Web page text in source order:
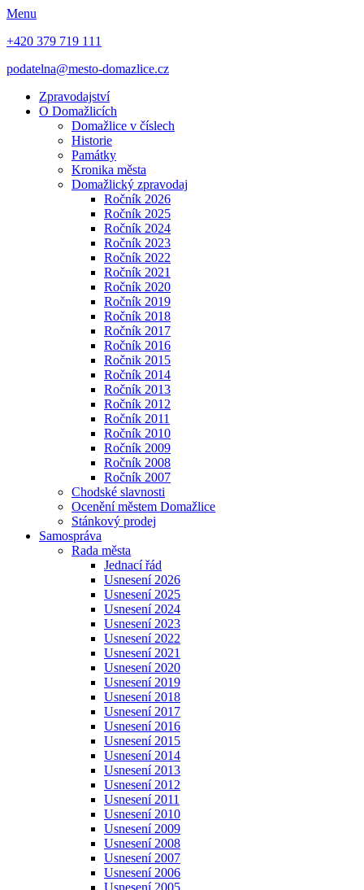
Menu
+420 379 719 111
podatelna@mesto-domazlice.cz
Zpravodajství
O Domažlicích
Domažlice v číslech
Historie
Památky
Kronika města
Domažlický zpravodaj
Ročník 2026
Ročník 2025
Ročník 2024
Ročník 2023
Ročník 2022
Ročník 2021
Ročník 2020
Ročník 2019
Ročník 2018
Ročník 2017
Ročník 2016
Ročnik 2015
Ročník 2014
Ročník 2013
Ročník 2012
Ročník 2011
Ročník 2010
Ročník 2009
Ročník 2008
Ročník 2007
Chodské slavnosti
Ocenění městem Domažlice
Stánkový prodej
Samospráva
Rada města
Jednací řád
Usnesení 2026
Usnesení 2025
Usnesení 2024
Usnesení 2023
Usnesení 2022
Usnesení 2021
Usnesení 2020
Usnesení 2019
Usnesení 2018
Usnesení 2017
Usnesení 2016
Usnesení 2015
Usnesení 2014
Usnesení 2013
Usnesení 2012
Usnesení 2011
Usnesení 2010
Usnesení 2009
Usnesení 2008
Usnesení 2007
Usnesení 2006
Usnesení 2005